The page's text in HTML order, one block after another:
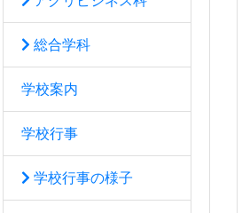
総合学科
学校案内
学校行事
学校行事の様子